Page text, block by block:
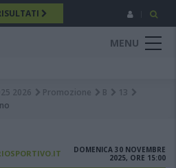
MENU
2026 Promozione B
13
DOMENICA 30 NOVEMBRE
2025, ORE 15:00